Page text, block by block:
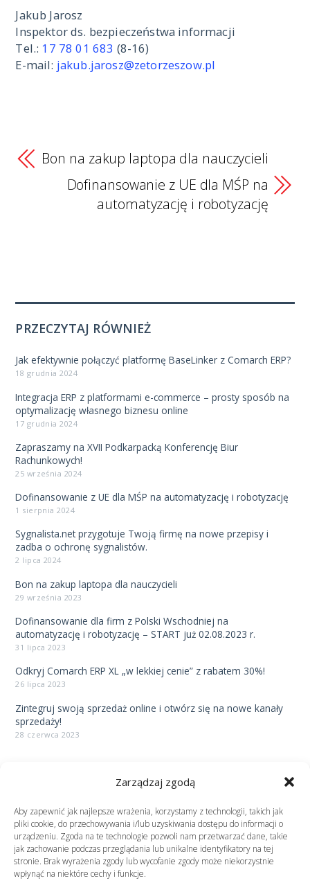
Zarządzaj zgodą
Aby zapewnić jak najlepsze wrażenia, korzystamy z technologii, takich jak
pliki cookie, do przechowywania i/lub uzyskiwania dostępu do informacji o
urządzeniu. Zgoda na te technologie pozwoli nam przetwarzać dane, takie
jak zachowanie podczas przeglądania lub unikalne identyfikatory na tej
stronie. Brak wyrażenia zgody lub wycofanie zgody może niekorzystnie
wpłynąć na niektóre cechy i funkcje.
Jakub Jarosz
Inspektor ds. bezpieczeństwa informacji
Tel.: 17 78 01 683 (8-16)
E-mail: jakub.jarosz@zetorzeszow.pl
Bon na zakup laptopa dla nauczycieli
Dofinansowanie z UE dla MŚP na
automatyzację i robotyzację
PRZECZYTAJ RÓWNIEŻ
Jak efektywnie połączyć platformę BaseLinker z Comarch ERP?
18 grudnia 2024
Integracja ERP z platformami e-commerce – prosty sposób na
optymalizację własnego biznesu online
17 grudnia 2024
Zapraszamy na XVII Podkarpacką Konferencję Biur
Rachunkowych!
25 września 2024
Dofinansowanie z UE dla MŚP na automatyzację i robotyzację
1 sierpnia 2024
Sygnalista.net przygotuje Twoją firmę na nowe przepisy i
zadba o ochronę sygnalistów.
2 lipca 2024
Bon na zakup laptopa dla nauczycieli
29 września 2023
Dofinansowanie dla firm z Polski Wschodniej na
automatyzację i robotyzację – START już 02.08.2023 r.
31 lipca 2023
Odkryj Comarch ERP XL „w lekkiej cenie” z rabatem 30%!
26 lipca 2023
Zintegruj swoją sprzedaż online i otwórz się na nowe kanały
sprzedaży!
28 czerwca 2023
Potrzebujesz pomocy?